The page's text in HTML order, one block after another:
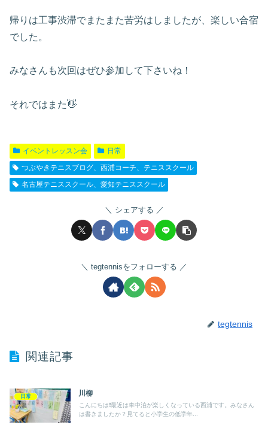
帰りは工事渋滞でまたまた苦労はしましたが、楽しい合宿
でした。
みなさんも次回はぜひ参加して下さいね！
それではまた👋
イベントレッスン会
日常
つぶやきテニスブログ、西浦コーチ、テニススクール
名古屋テニススクール、愛知テニススクール
シェアする
tegtennisをフォローする
tegtennis
関連記事
日常 川柳
こんにちは❗️最近は車中泊が楽しくなっている西浦です。みなさん
は書きましたか？見てると小学生の低学年...